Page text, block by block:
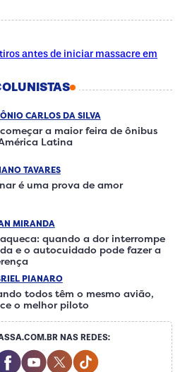
antes de iniciar massacre em
CARLOS DA SILVA
a maior feira de ônibus
Latina
TAVARES
é uma prova de amor
MIRANDA
quando a dor interrompe
e o autocuidado pode fazer a
PIANARO
todos têm o mesmo avião,
o melhor piloto
NAS REDES:
Social Media
Facebook Social Media
Youtube Social Media
Twitter Social Media
Tiktok Social